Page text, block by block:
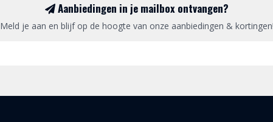
Aanbiedingen in je mailbox ontvangen?
Meld je aan en blijf op de hoogte van onze aanbiedingen & kortingen!